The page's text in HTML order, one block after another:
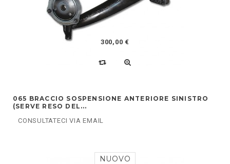
300,00 €
065 BRACCIO SOSPENSIONE ANTERIORE SINISTRO
(SERVE RESO DEL...
CONSULTATECI VIA EMAIL
NUOVO